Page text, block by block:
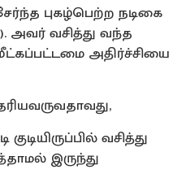
புகழ்பெற்ற நடிகை
அவர் வசித்து வந்த
அதிர்ச்சியை
குடியிருப்பில் வசித்து
இருந்து